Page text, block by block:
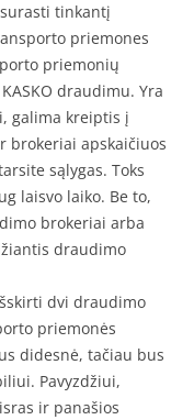
tinkantį
priemones
priemonių
draudimu. Yra
galima kreiptis į
brokeriai apskaičiuos
sąlygas. Toks
laisvo laiko. Be to,
brokeriai arba
draudimo
dvi draudimo
priemonės
didesnė, tačiau bus
Pavyzdžiui,
ir panašios